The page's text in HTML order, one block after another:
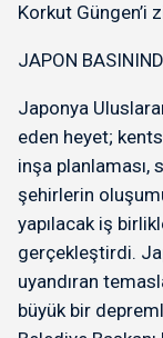
Korkut Güngen’i
JAPON
Japonya
eden heyet;
inşa
şehirlerin
yapılacak iş
gerçekleştirdi.
uyandıran
büyük bir